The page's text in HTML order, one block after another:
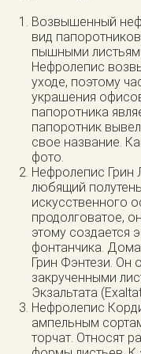
Возвышенный
вид
пышными
Нефролепис
уходе, поэтому
украшения
папоротника
папоротник
свое название.
фото.
Нефролепис Грин
любящий
искусственного
продолговатое,
этому создается
фонтанчика.
Грин Фэнтези. Он
закрученными
Экзальтата
Нефролепис
ампельным
торчат. Относят